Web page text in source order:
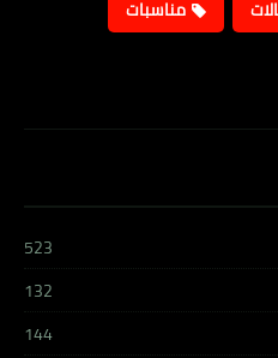
مناسبات
523
132
144